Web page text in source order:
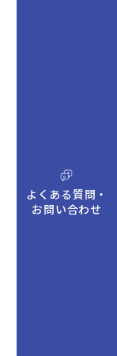
A
Q
よくある質問・
お問い合わせ